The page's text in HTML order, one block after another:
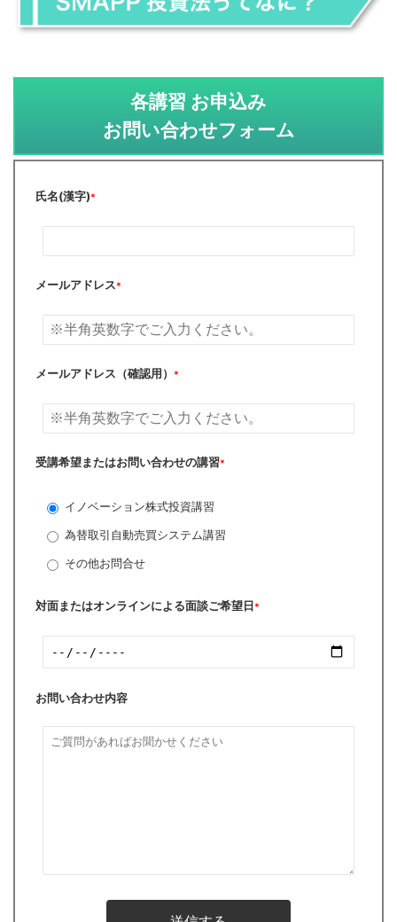
各講習 お申込み
お問い合わせフォーム
氏名(漢字)*
メールアドレス*
メールアドレス（確認用） *
受講希望またはお問い合わせの講習*
イノベーション株式投資講習
為替取引自動売買システム講習
その他お問合せ
対面またはオンラインによる面談ご希望日*
お問い合わせ内容